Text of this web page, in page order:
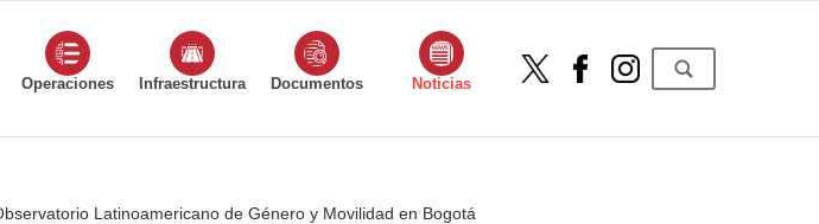
Operaciones Infraestructura Documentos Noticias
Latinoamericano de Género y Movilidad en Bogotá